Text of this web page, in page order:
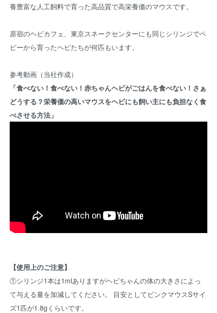
養豊富な人工飼料で育った高品質で高栄養価のマウスです。
原宿のヘビカフェ、東京スネークセンターにも同じシリンジでベ
ビーから育ったヘビたちが何匹もいます。
参考動画（当社作成）
「食べない！食べない！赤ちゃんヘビがごはんを食べない！さぁ
どうする？栄養価の高いマウスをヘビにも飼い主にも負担なく食
べさせる方法」
【使用上のご注意】
①シリンジ1本は1mlありますがヘビちゃんの体の大きさによっ
て与える量を加減してください。 目安としてピンクマウスSサイ
ズ1匹が1.8gくらいです。